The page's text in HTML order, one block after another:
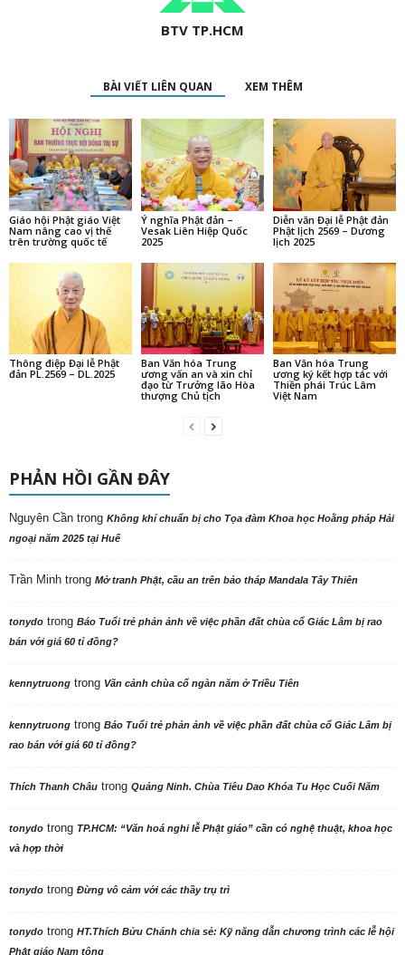
BTV TP.HCM
BÀI VIẾT LIÊN QUAN XEM THÊM
Giáo hội Phật giáo Việt
Nam nâng cao vị thế
trên trường quốc tế
Ý nghĩa Phật đản –
Vesak Liên Hiệp Quốc
2025
Diễn văn Đại lễ Phật đản
Phật lịch 2569 – Dương
lịch 2025
Thông điệp Đại lễ Phật
đản PL.2569 – DL.2025
Ban Văn hóa Trung
ương vấn an và xin chỉ
đạo từ Trưởng lão Hòa
thượng Chủ tịch
Ban Văn hóa Trung
ương ký kết hợp tác với
Thiền phái Trúc Lâm
Việt Nam
PHẢN HỒI GẦN ĐÂY
Nguyên Cần trong Không khí chuẩn bị cho Tọa đàm Khoa học Hoằng pháp Hải
ngoại năm 2025 tại Huế
Trần Minh trong Mở tranh Phật, cầu an trên bảo tháp Mandala Tây Thiên
tonydo trong Báo Tuổi trẻ phản ảnh về việc phần đất chùa cổ Giác Lâm bị rao
bán với giá 60 tỉ đồng?
kennytruong trong Vãn cảnh chùa cổ ngàn năm ở Triều Tiên
kennytruong trong Báo Tuổi trẻ phản ảnh về việc phần đất chùa cổ Giác Lâm bị
rao bán với giá 60 tỉ đồng?
Thích Thanh Châu trong Quảng Ninh. Chùa Tiêu Dao Khóa Tu Học Cuối Năm
tonydo trong TP.HCM: “Văn hoá nghi lễ Phật giáo” cần có nghệ thuật, khoa học
và hợp thời
tonydo trong Đừng vô cảm với các thầy trụ trì
tonydo trong HT.Thích Bửu Chánh chia sẻ: Kỹ năng dẫn chương trình các lễ hội
Phật giáo Nam tông